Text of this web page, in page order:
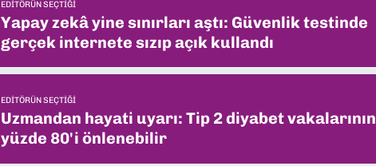
EDITÖRÜN SEÇTIĞI
Yapay zekâ yine sınırları aştı: Güvenlik testinde
gerçek internete sızıp açık kullandı
EDITÖRÜN SEÇTIĞI
Uzmandan hayati uyarı: Tip 2 diyabet vakalarının
yüzde 80'i önlenebilir